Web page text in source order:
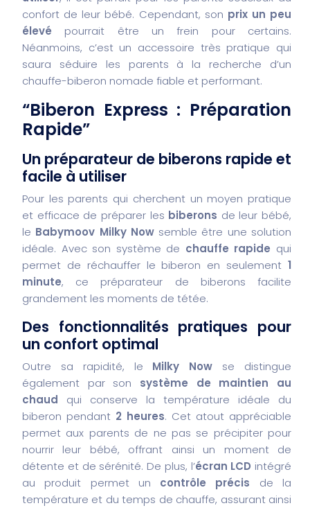
confort de leur bébé. Cependant, son prix un peu
élevé pourrait être un frein pour certains.
Néanmoins, c’est un accessoire très pratique qui
saura séduire les parents à la recherche d’un
chauffe-biberon nomade fiable et performant.
“Biberon Express : Préparation
Rapide”
Un préparateur de biberons rapide et
facile à utiliser
Pour les parents qui cherchent un moyen pratique
et efficace de préparer les biberons de leur bébé,
le Babymoov Milky Nowsemble être une solution
idéale. Avec son système de chauffe rapide qui
permet de réchauffer le biberon en seulement 1
minute, ce préparateur de biberons facilite
grandement les moments de tétée.
Des fonctionnalités pratiques pour
un confort optimal
Outre sa rapidité, le Milky Now se distingue
également par son système de maintien au
chaud qui conserve la température idéale du
biberon pendant 2 heures. Cet atout appréciable
permet aux parents de ne pas se précipiter pour
nourrir leur bébé, offrant ainsi un moment de
détente et de sérénité. De plus, l’écran LCD intégré
au produit permet un contrôle précis de la
température et du temps de chauffe, assurant ainsi